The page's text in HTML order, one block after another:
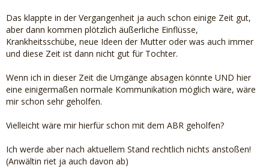
Das klappte in der Vergangenheit ja auch schon einige Zeit gut,
aber dann kommen plötzlich äußerliche Einflüsse,
Krankheitsschübe, neue Ideen der Mutter oder was auch immer
und diese Zeit ist dann nicht gut für Tochter.
Wenn ich in dieser Zeit die Umgänge absagen könnte UND hier
eine einigermaßen normale Kommunikation möglich wäre, wäre
mir schon sehr geholfen.
Vielleicht wäre mir hierfür schon mit dem ABR geholfen?
Ich werde aber nach aktuellem Stand rechtlich nichts anstoßen!
(Anwältin riet ja auch davon ab)